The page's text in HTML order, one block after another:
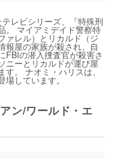
レビシリーズ、『特殊刑
。 マイアミデイド警察特
ァレル）とリカルド（ジ
報屋の家族が殺され、自
FBIの潜入捜査官が殺害さ
ニーとリカルドが運び屋
。 ナオミ・ハリスは、
しています。
ン/ワールド・エ